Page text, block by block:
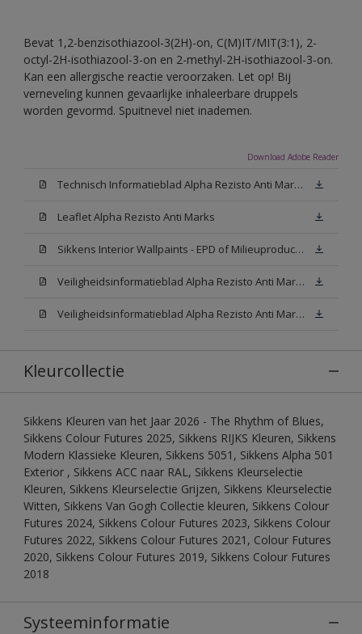
Bevat 1,2-benzisothiazool-3(2H)-on, C(M)IT/MIT(3:1), 2-
octyl-2H-isothiazool-3-on en 2-methyl-2H-isothiazool-3-on.
Kan een allergische reactie veroorzaken. Let op! Bij
verneveling kunnen gevaarlijke inhaleerbare druppels
worden gevormd. Spuitnevel niet inademen.
Download Adobe Reader
Technisch Informatieblad Alpha Rezisto Anti Marks (PDF)
Leaflet Alpha Rezisto Anti Marks
Sikkens Interior Wallpaints - EPD of Milieuproductverklaring
Veiligheidsinformatieblad Alpha Rezisto Anti Marks Mat White W05 (MSDS)
Veiligheidsinformatieblad Alpha Rezisto Anti Marks Mat N00 (MSDS)
Kleurcollectie
Sikkens Kleuren van het Jaar 2026 - The Rhythm of Blues,
Sikkens Colour Futures 2025, Sikkens RIJKS Kleuren, Sikkens
Modern Klassieke Kleuren, Sikkens 5051, Sikkens Alpha 501
Exterior , Sikkens ACC naar RAL, Sikkens Kleurselectie
Kleuren, Sikkens Kleurselectie Grijzen, Sikkens Kleurselectie
Witten, Sikkens Van Gogh Collectie kleuren, Sikkens Colour
Futures 2024, Sikkens Colour Futures 2023, Sikkens Colour
Futures 2022, Sikkens Colour Futures 2021, Colour Futures
2020, Sikkens Colour Futures 2019, Sikkens Colour Futures
2018
Systeeminformatie